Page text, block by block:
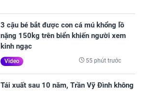
3 cậu bé bắt được con cá mú khổng lồ
nặng 150kg trên biển khiến người xem
kinh ngạc
Video 55 phút trước
Tái xuất sau 10 năm, Trần Vỹ Đình không